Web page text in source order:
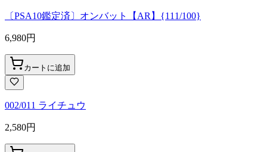
〔PSA10鑑定済〕オンバット【AR】{111/100}
6,980円
カートに追加
002/011 ライチュウ
2,580円